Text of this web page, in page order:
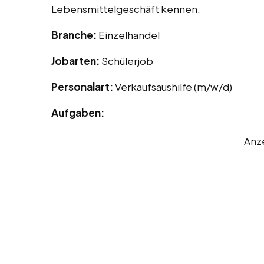
Lebensmittelgeschäft kennen.
Branche: Einzelhandel
Jobarten: Schülerjob
Personalart:Verkaufsaushilfe (m/w/d)
Aufgaben: